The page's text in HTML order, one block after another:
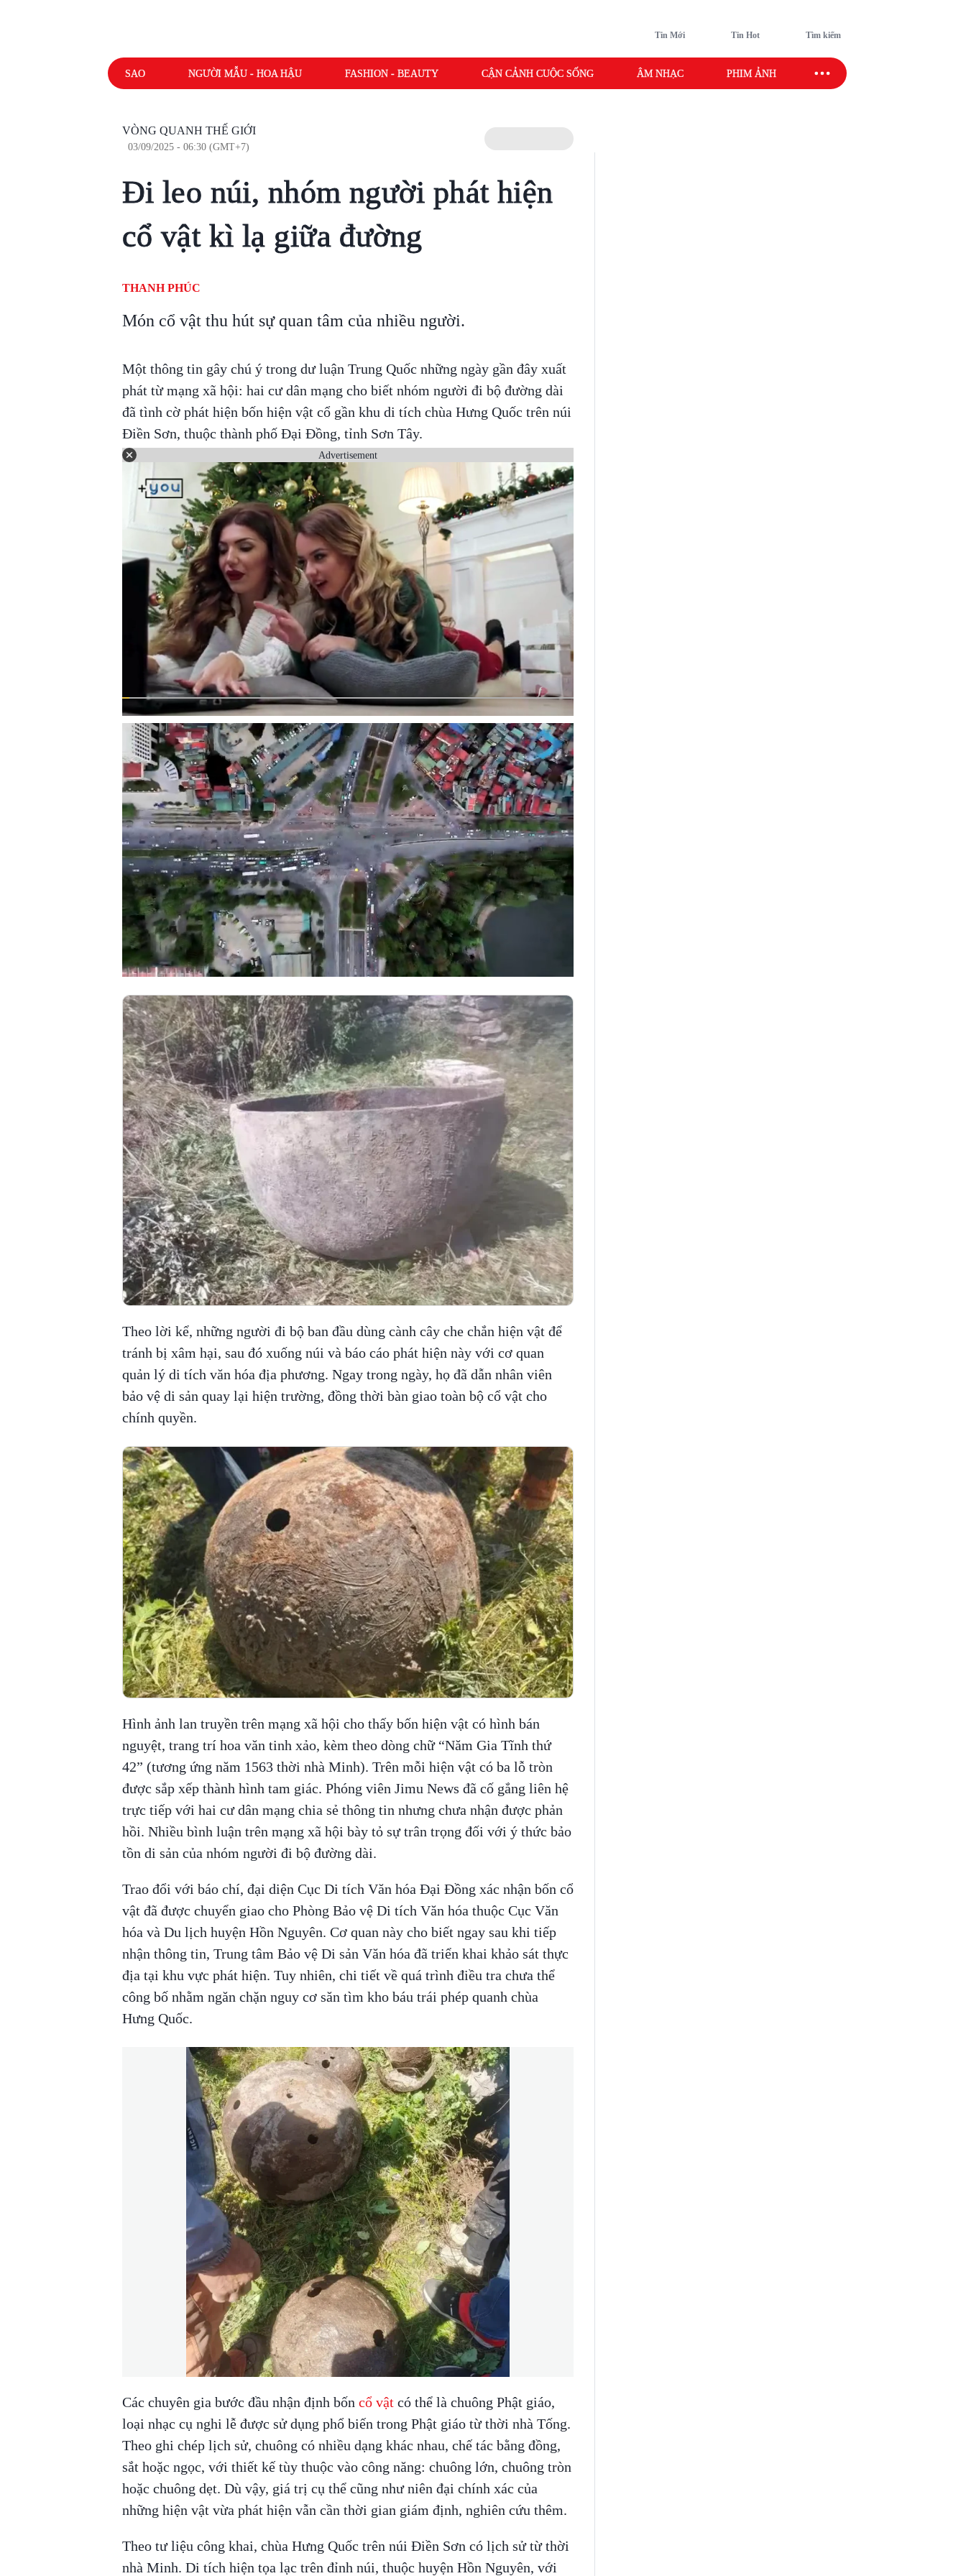
Tin Mới Tin Hot Tìm kiếm
SAO NGƯỜI MẪU - HOA HẬU FASHION - BEAUTY CẬN CẢNH CUỘC SỐNG ÂM NHẠC PHIM ẢNH SAO SPORT
VÒNG QUANH THẾ GIỚI
03/09/2025 - 06:30 (GMT+7)
Đi leo núi, nhóm người phát hiện
cổ vật kì lạ giữa đường
THANH PHÚC
Món cổ vật thu hút sự quan tâm của nhiều người.
Một thông tin gây chú ý trong dư luận Trung Quốc những ngày gần đây xuất
phát từ mạng xã hội: hai cư dân mạng cho biết nhóm người đi bộ đường dài
đã tình cờ phát hiện bốn hiện vật cổ gần khu di tích chùa Hưng Quốc trên núi
Điền Sơn, thuộc thành phố Đại Đồng, tỉnh Sơn Tây.
Advertisement
Theo lời kể, những người đi bộ ban đầu dùng cành cây che chắn hiện vật để
tránh bị xâm hại, sau đó xuống núi và báo cáo phát hiện này với cơ quan
quản lý di tích văn hóa địa phương. Ngay trong ngày, họ đã dẫn nhân viên
bảo vệ di sản quay lại hiện trường, đồng thời bàn giao toàn bộ cổ vật cho
chính quyền.
Hình ảnh lan truyền trên mạng xã hội cho thấy bốn hiện vật có hình bán
nguyệt, trang trí hoa văn tinh xảo, kèm theo dòng chữ “Năm Gia Tĩnh thứ
42” (tương ứng năm 1563 thời nhà Minh). Trên mỗi hiện vật có ba lỗ tròn
được sắp xếp thành hình tam giác. Phóng viên Jimu News đã cố gắng liên hệ
trực tiếp với hai cư dân mạng chia sẻ thông tin nhưng chưa nhận được phản
hồi. Nhiều bình luận trên mạng xã hội bày tỏ sự trân trọng đối với ý thức bảo
tồn di sản của nhóm người đi bộ đường dài.
Trao đổi với báo chí, đại diện Cục Di tích Văn hóa Đại Đồng xác nhận bốn cổ
vật đã được chuyển giao cho Phòng Bảo vệ Di tích Văn hóa thuộc Cục Văn
hóa và Du lịch huyện Hồn Nguyên. Cơ quan này cho biết ngay sau khi tiếp
nhận thông tin, Trung tâm Bảo vệ Di sản Văn hóa đã triển khai khảo sát thực
địa tại khu vực phát hiện. Tuy nhiên, chi tiết về quá trình điều tra chưa thể
công bố nhằm ngăn chặn nguy cơ săn tìm kho báu trái phép quanh chùa
Hưng Quốc.
Các chuyên gia bước đầu nhận định bốn cổ vậtcó thể là chuông Phật giáo,
loại nhạc cụ nghi lễ được sử dụng phổ biến trong Phật giáo từ thời nhà Tống.
Theo ghi chép lịch sử, chuông có nhiều dạng khác nhau, chế tác bằng đồng,
sắt hoặc ngọc, với thiết kế tùy thuộc vào công năng: chuông lớn, chuông tròn
hoặc chuông dẹt. Dù vậy, giá trị cụ thể cũng như niên đại chính xác của
những hiện vật vừa phát hiện vẫn cần thời gian giám định, nghiên cứu thêm.
Theo tư liệu công khai, chùa Hưng Quốc trên núi Điền Sơn có lịch sử từ thời
nhà Minh. Di tích hiện tọa lạc trên đỉnh núi, thuộc huyện Hồn Nguyên, với